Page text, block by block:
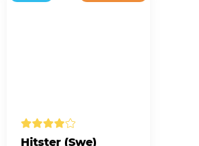
Hitster (Swe)